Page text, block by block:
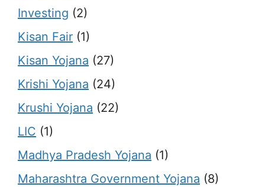
Investing (2)
Kisan Fair (1)
Kisan Yojana (27)
Krishi Yojana (24)
Krushi Yojana (22)
LIC (1)
Madhya Pradesh Yojana (1)
Maharashtra Government Yojana (8)